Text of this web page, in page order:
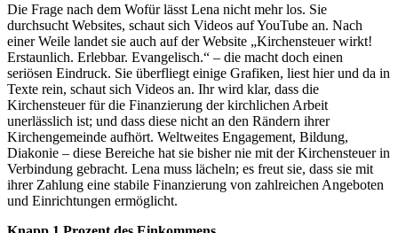
Die Frage nach dem Wofür lässt Lena nicht mehr los. Sie
durchsucht Websites, schaut sich Videos auf YouTube an. Nach
einer Weile landet sie auch auf der Website „Kirchensteuer wirkt!
Erstaunlich. Erlebbar. Evangelisch.“ – die macht doch einen
seriösen Eindruck. Sie überfliegt einige Grafiken, liest hier und da in
Texte rein, schaut sich Videos an. Ihr wird klar, dass die
Kirchensteuer für die Finanzierung der kirchlichen Arbeit
unerlässlich ist; und dass diese nicht an den Rändern ihrer
Kirchengemeinde aufhört. Weltweites Engagement, Bildung,
Diakonie – diese Bereiche hat sie bisher nie mit der Kirchensteuer in
Verbindung gebracht. Lena muss lächeln; es freut sie, dass sie mit
ihrer Zahlung eine stabile Finanzierung von zahlreichen Angeboten
und Einrichtungen ermöglicht.